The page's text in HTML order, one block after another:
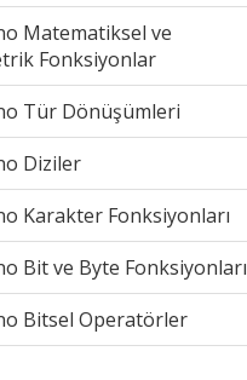
Matematiksel ve
Fonksiyonlar
Tür Dönüşümleri
Diziler
Karakter Fonksiyonları
Bit ve Byte Fonksiyonları
Bitsel Operatörler